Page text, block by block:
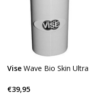
Vise Wave Bio Skin Ultra
€39,95